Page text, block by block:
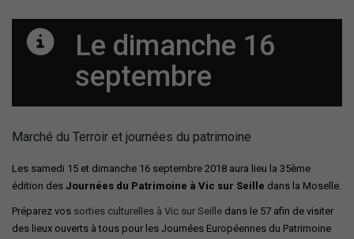
Le dimanche 16
septembre
Marché du Terroir et journées du patrimoine
Les samedi 15 et dimanche 16 septembre 2018 aura lieu la 35ème
édition des Journées du Patrimoine à Vic sur Seille dans la Moselle.
Préparez vos sorties culturelles à Vic sur Seille dans le 57 afin de visiter
des lieux ouverts à tous pour les Journées Européennes du Patrimoine